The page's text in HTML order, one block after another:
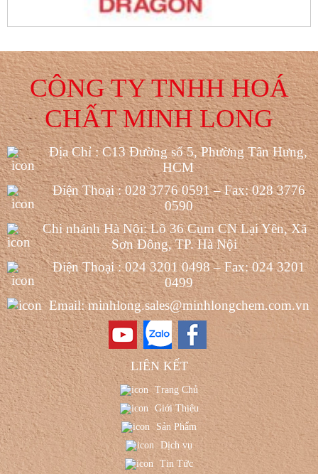
CÔNG TY TNHH HOÁ
CHẤT MINH LONG
Địa Chỉ : C13 Đường số 5, Phường Tân Hưng,
HCM
Điện Thoại : 028 3776 0591 – Fax: 028 3776
0590
Chi nhánh Hà Nội: Lô 36 Cụm CN Lại Yên, Xã
Sơn Đông, TP. Hà Nội
Điện Thoại : 024 3201 0498 – Fax: 024 3201
0499
Email: minhlong.sales@minhlongchem.com.vn
LIÊN KẾT
Trang Chủ
Giới Thiệu
Sản Phẩm
Dịch vụ
Tin Tức